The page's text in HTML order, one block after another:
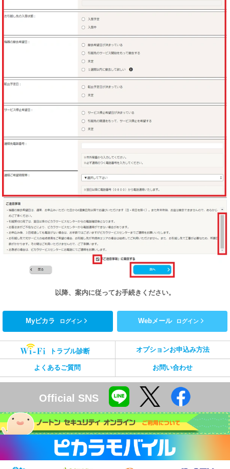
以降、案内に従ってお手続きください。
Myピカラ ログイン Webメール ログイン
トラブル診断 オプションお申込み方法
よくあるご質問 お問い合わせ
Official SNS